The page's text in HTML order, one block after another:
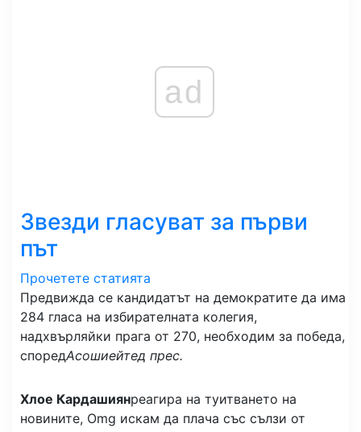
ad
Звезди гласуват за първи
път
Прочетете статията
Предвижда се кандидатът на демократите да има
284 гласа на избирателната колегия,
надхвърляйки прага от 270, необходим за победа,
споредАсошиейтед прес.
Хлое Кардашиянреагира на туитването на
новините, Omg искам да плача със сълзи от